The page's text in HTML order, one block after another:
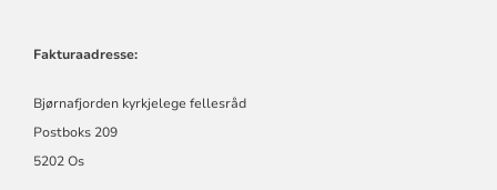
Fakturaadresse:
Bjørnafjorden kyrkjelege fellesråd
Postboks 209
5202 Os